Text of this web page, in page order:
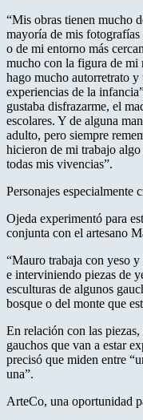
“Mis obras tienen mucho
mayoría de mis
o de mi entorno más
mucho con la figura de mi
hago mucho autorretrato
experiencias de la
gustaba disfrazarme, el
escolares. Y de alguna
adulto, pero siempre
hicieron de mi trabajo
todas mis vivencias”.
Personajes especialmente
Ojeda experimentó para
conjunta con el artesano
“Mauro trabaja con yeso
e interviniendo piezas de
esculturas de algunos
bosque o del monte que
En relación con las
gauchos que van a estar
precisó que miden entre
una”.
ArteCo, una oportunidad